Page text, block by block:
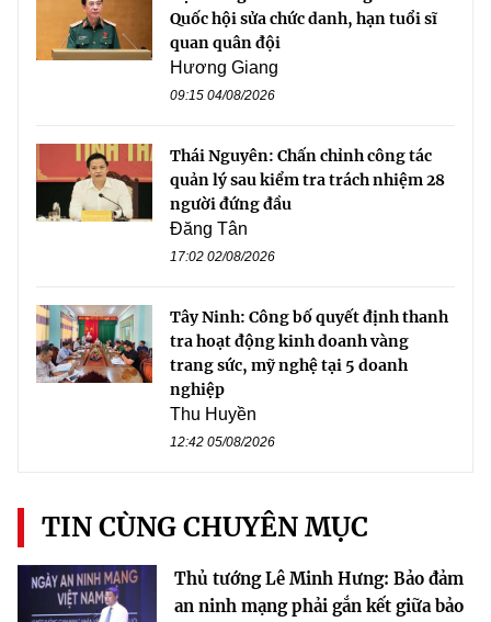
Quốc hội sửa chức danh, hạn tuổi sĩ
quan quân đội
Hương Giang
09:15 04/08/2026
Thái Nguyên: Chấn chỉnh công tác
quản lý sau kiểm tra trách nhiệm 28
người đứng đầu
Đăng Tân
17:02 02/08/2026
Tây Ninh: Công bố quyết định thanh
tra hoạt động kinh doanh vàng
trang sức, mỹ nghệ tại 5 doanh
nghiệp
Thu Huyền
12:42 05/08/2026
TIN CÙNG CHUYÊN MỤC
Thủ tướng Lê Minh Hưng: Bảo đảm
an ninh mạng phải gắn kết giữa bảo